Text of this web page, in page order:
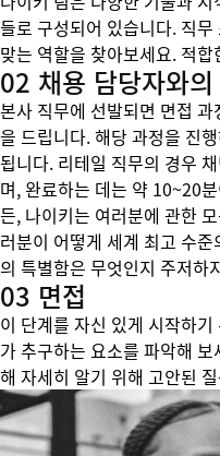
들로 구성되어 있습니다. 직
맞는 역할을 찾아보세요. 적
02 채용 담당자와
본사 직무에 선발되면 면접
을 드립니다. 해당 과정을 진
됩니다. 리테일 직무의 경우
며, 완료하는 데는 약 10~20
든, 나이키는 여러분에 관한
러분이 어떻게 세계 최고 수
의 특별함은 무엇인지 주저하
03 면접
이 단계를 자신 있게 시작하
가 추구하는 요소를 파악해
해 자세히 알기 위해 고안된